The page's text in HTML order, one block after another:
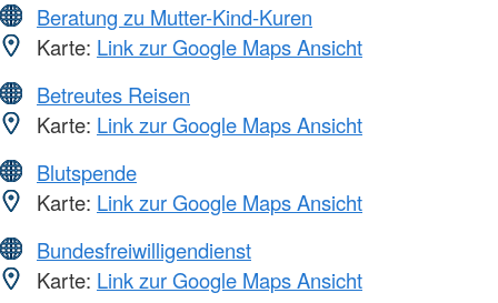
Beratung zu Mutter-Kind-Kuren
Karte: Link zur Google Maps Ansicht
Betreutes Reisen
Karte: Link zur Google Maps Ansicht
Blutspende
Karte: Link zur Google Maps Ansicht
Bundesfreiwilligendienst
Karte: Link zur Google Maps Ansicht